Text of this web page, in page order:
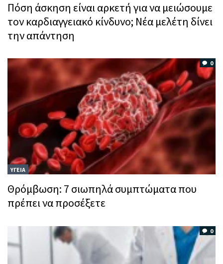
Πόση άσκηση είναι αρκετή για να μειώσουμε
τον καρδιαγγειακό κίνδυνο; Νέα μελέτη δίνει
την απάντηση
0
ΥΓΕΙΑ
Θρόμβωση: 7 σιωπηλά συμπτώματα που
πρέπει να προσέξετε
0